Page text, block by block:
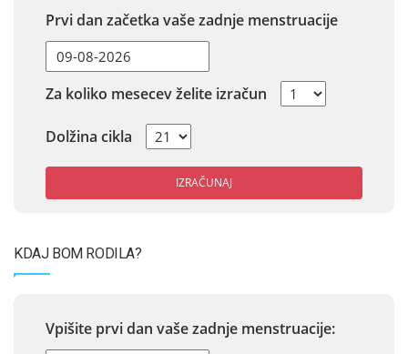
Prvi dan začetka vaše zadnje menstruacije
Za koliko mesecev želite izračun
Dolžina cikla
IZRAČUNAJ
KDAJ BOM RODILA?
Vpišite prvi dan vaše zadnje menstruacije: